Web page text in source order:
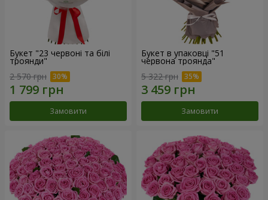
Букет "23 червоні та білі
троянди"
2 570 грн
Замовити
Букет в упаковці "51
червона троянда"
5 322 грн
Замовити